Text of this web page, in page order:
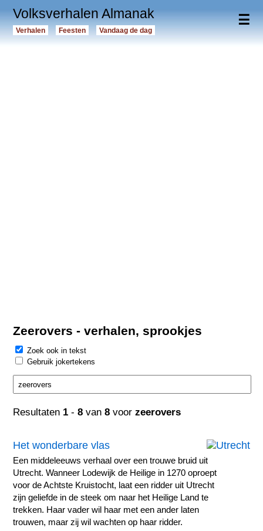
☰
Volksverhalen Almanak
Verhalen Feesten Vandaag de dag
Zeerovers - verhalen, sprookjes
Zoek ook in tekst
Gebruik jokertekens
Resultaten 1 -8 van8 voorzeerovers
Het wonderbare vlas
Een middeleeuws verhaal over een trouwe bruid uit
Utrecht. Wanneer Lodewijk de Heilige in 1270 oproept
voor de Achtste Kruistocht, laat een ridder uit Utrecht
zijn geliefde in de steek om naar het Heilige Land te
trekken. Haar vader wil haar met een ander laten
trouwen, maar zij wil wachten op haar ridder.